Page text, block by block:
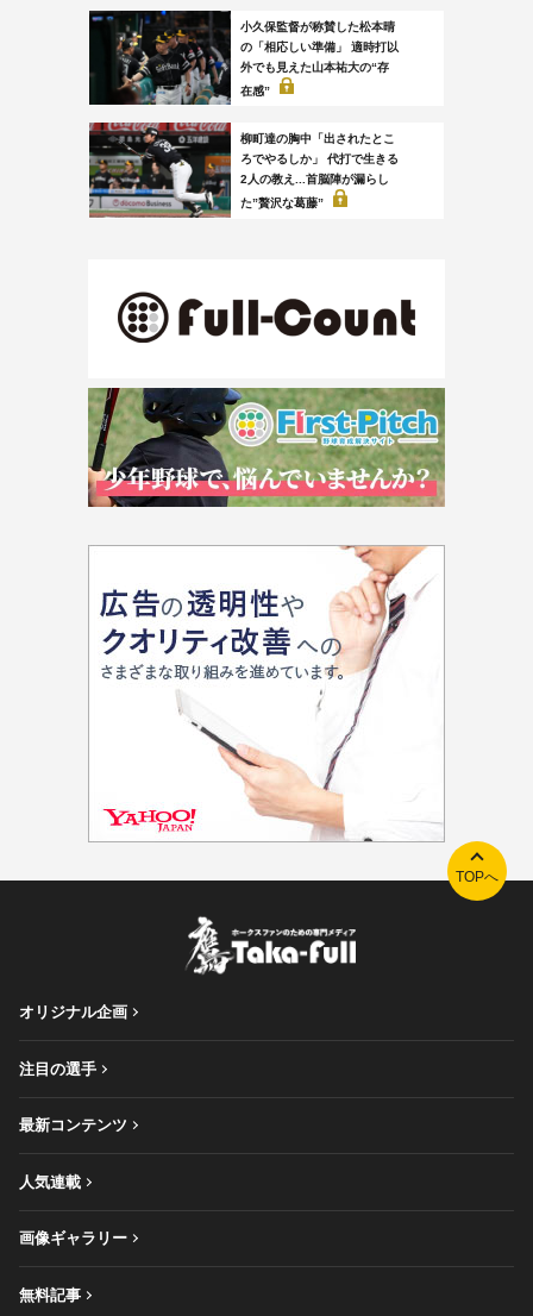
小久保監督が称賛した松本晴
の「相応しい準備」 適時打以
外でも見えた山本祐大の“存
在感”
柳町達の胸中「出されたとこ
ろでやるしか」 代打で生きる
2人の教え...首脳陣が漏らし
た”贅沢な葛藤”
TOPへ
オリジナル企画
注目の選手
最新コンテンツ
人気連載
画像ギャラリー
無料記事